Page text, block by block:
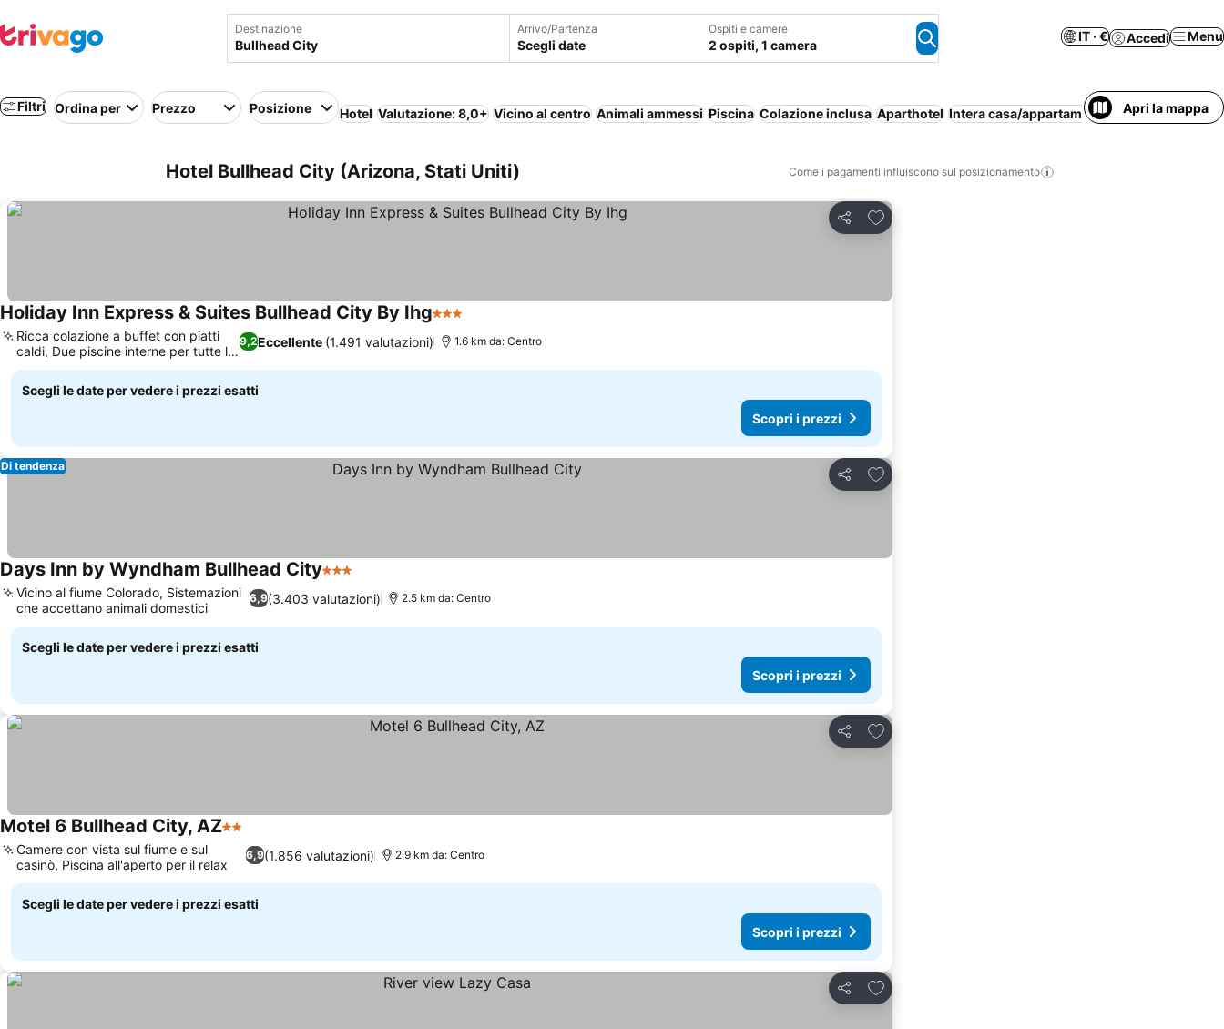
Destinazione Arrivo/Partenza
Scegli date
Ospiti e camere
2 ospiti, 1 camera
IT · € Accedi Menu
Filtri Ordina per Prezzo Posizione Hotel Valutazione: 8,0+ Vicino al centro Animali ammessi Piscina Colazione inclusa Aparthotel Intera casa/appartamento Resort
Apri la mappa
Hotel Bullhead City (Arizona, Stati Uniti) Come i pagamenti influiscono sul posizionamento
Condividi
Aggiungi ai preferiti
Holiday Inn Express & Suites Bullhead City By Ihg3 Stelle
9,2Eccellente (1.491 valutazioni)
Ricca colazione a buffet con piatti
caldi, Due piscine interne per tutte le
età
1.6 km da: Centro
Scegli le date per vedere i prezzi esatti
Scopri i prezzi
Condividi
Aggiungi ai preferiti
Di tendenza
Days Inn by Wyndham Bullhead City3 Stelle
6,9(3.403 valutazioni)
Vicino al fiume Colorado, Sistemazioni
che accettano animali domestici
2.5 km da: Centro
Scegli le date per vedere i prezzi esatti
Scopri i prezzi
Condividi
Aggiungi ai preferiti
Motel 6 Bullhead City, AZ2 Stelle
6,9(1.856 valutazioni)
Camere con vista sul fiume e sul
casinò, Piscina all'aperto per il relax
2.9 km da: Centro
Scegli le date per vedere i prezzi esatti
Scopri i prezzi
Condividi
Aggiungi ai preferiti